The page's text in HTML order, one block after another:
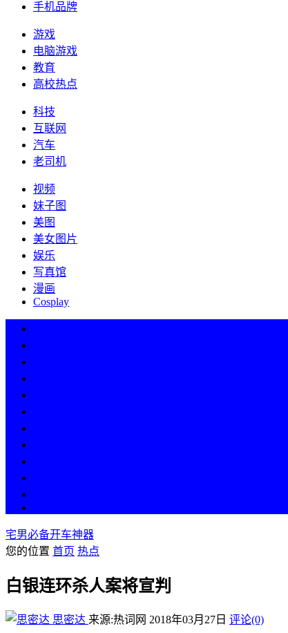
手机品牌
游戏
电脑游戏
教育
高校热点
科技
互联网
汽车
老司机
视频
妹子图
美图
美女图片
娱乐
写真馆
漫画
Cosplay
宅男必备开车神器
您的位置 首页 热点
白银连环杀人案将宣判
思密达 来源:热词网 2018年03月27日 评论(0)